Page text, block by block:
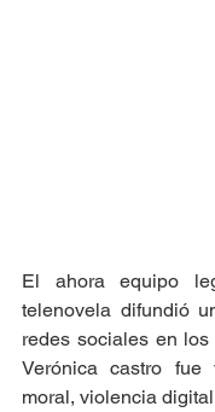
El ahora equipo
telenovela difundió
redes sociales en
Verónica castro fue
moral, violencia